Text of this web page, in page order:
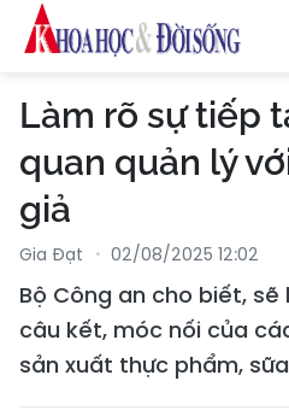
Làm rõ sự tiếp
quan quản lý
giả
Gia Đạt 02/08/2025 12:02
Bộ Công an cho biết,
câu kết, móc nối của
sản xuất thực phẩm,